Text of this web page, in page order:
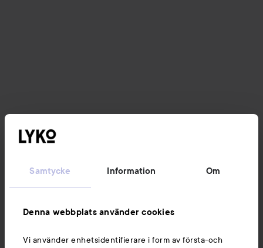
Samtycke Information Om
Denna webbplats använder cookies
Vi använder enhetsidentifierare i form av första-och